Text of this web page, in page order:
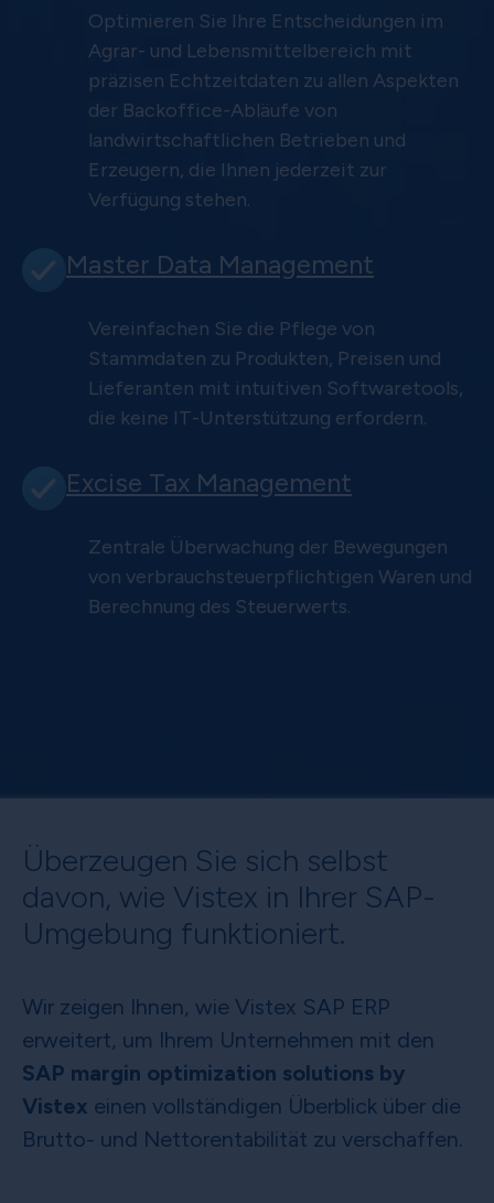
Optimieren Sie Ihre Entscheidungen im
Agrar- und Lebensmittelbereich mit
präzisen Echtzeitdaten zu allen Aspekten
der Backoffice-Abläufe von
landwirtschaftlichen Betrieben und
Erzeugern, die Ihnen jederzeit zur
Verfügung stehen.
Master Data Management
Vereinfachen Sie die Pflege von
Stammdaten zu Produkten, Preisen und
Lieferanten mit intuitiven Softwaretools,
die keine IT-Unterstützung erfordern.
Excise Tax Management
Zentrale Überwachung der Bewegungen
von verbrauchsteuerpflichtigen Waren und
Berechnung des Steuerwerts.
Überzeugen Sie sich selbst
davon, wie Vistex in Ihrer SAP-
Umgebung funktioniert.
Wir zeigen Ihnen, wie Vistex SAP ERP
erweitert, um Ihrem Unternehmen mit den
SAP margin optimization solutions by
Vistex einen vollständigen Überblick über die
Brutto- und Nettorentabilität zu verschaffen.